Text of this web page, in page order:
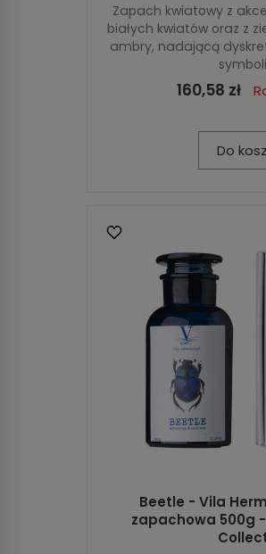
Zapach kwiatowy z
białych kwiatów oraz z
ambry, nadającą
160,58 zł
Do
Beetle - Vila
zapachowa 500g